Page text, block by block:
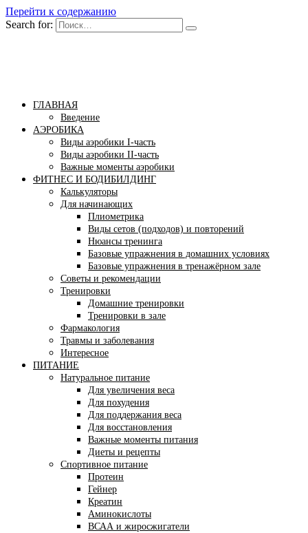
Перейти к содержанию
Search for:
ГЛАВНАЯ
Введение
АЭРОБИКА
Виды аэробики І-часть
Виды аэробики ІІ-часть
Важные моменты аэробики
ФИТНЕС И БОДИБИЛДИНГ
Калькуляторы
Для начинающих
Плиометрика
Виды сетов (подходов) и повторений
Нюансы тренинга
Базовые упражнения в домашних условиях
Базовые упражнения в тренажёрном зале
Советы и рекомендации
Тренировки
Домашние тренировки
Тренировки в зале
Фармакология
Травмы и заболевания
Интересное
ПИТАНИЕ
Натуральное питание
Для увеличения веса
Для похудения
Для поддержания веса
Для восстановления
Важные моменты питания
Диеты и рецепты
Спортивное питание
Протеин
Гейнер
Креатин
Аминокислоты
ВСАА и жиросжигатели